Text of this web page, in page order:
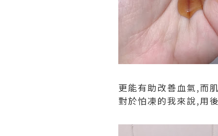
更能有助改善血氣,而
對於怕凍的我來說,用